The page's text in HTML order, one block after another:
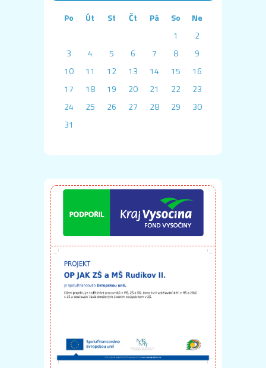
Po Út St Čt Pá So
Ne
1
2
3
4 5 6 7 8
9
10
11 12 13 14 15
16
17
18 19 20 21 22
23
24
25 26 27 28 29
30
31